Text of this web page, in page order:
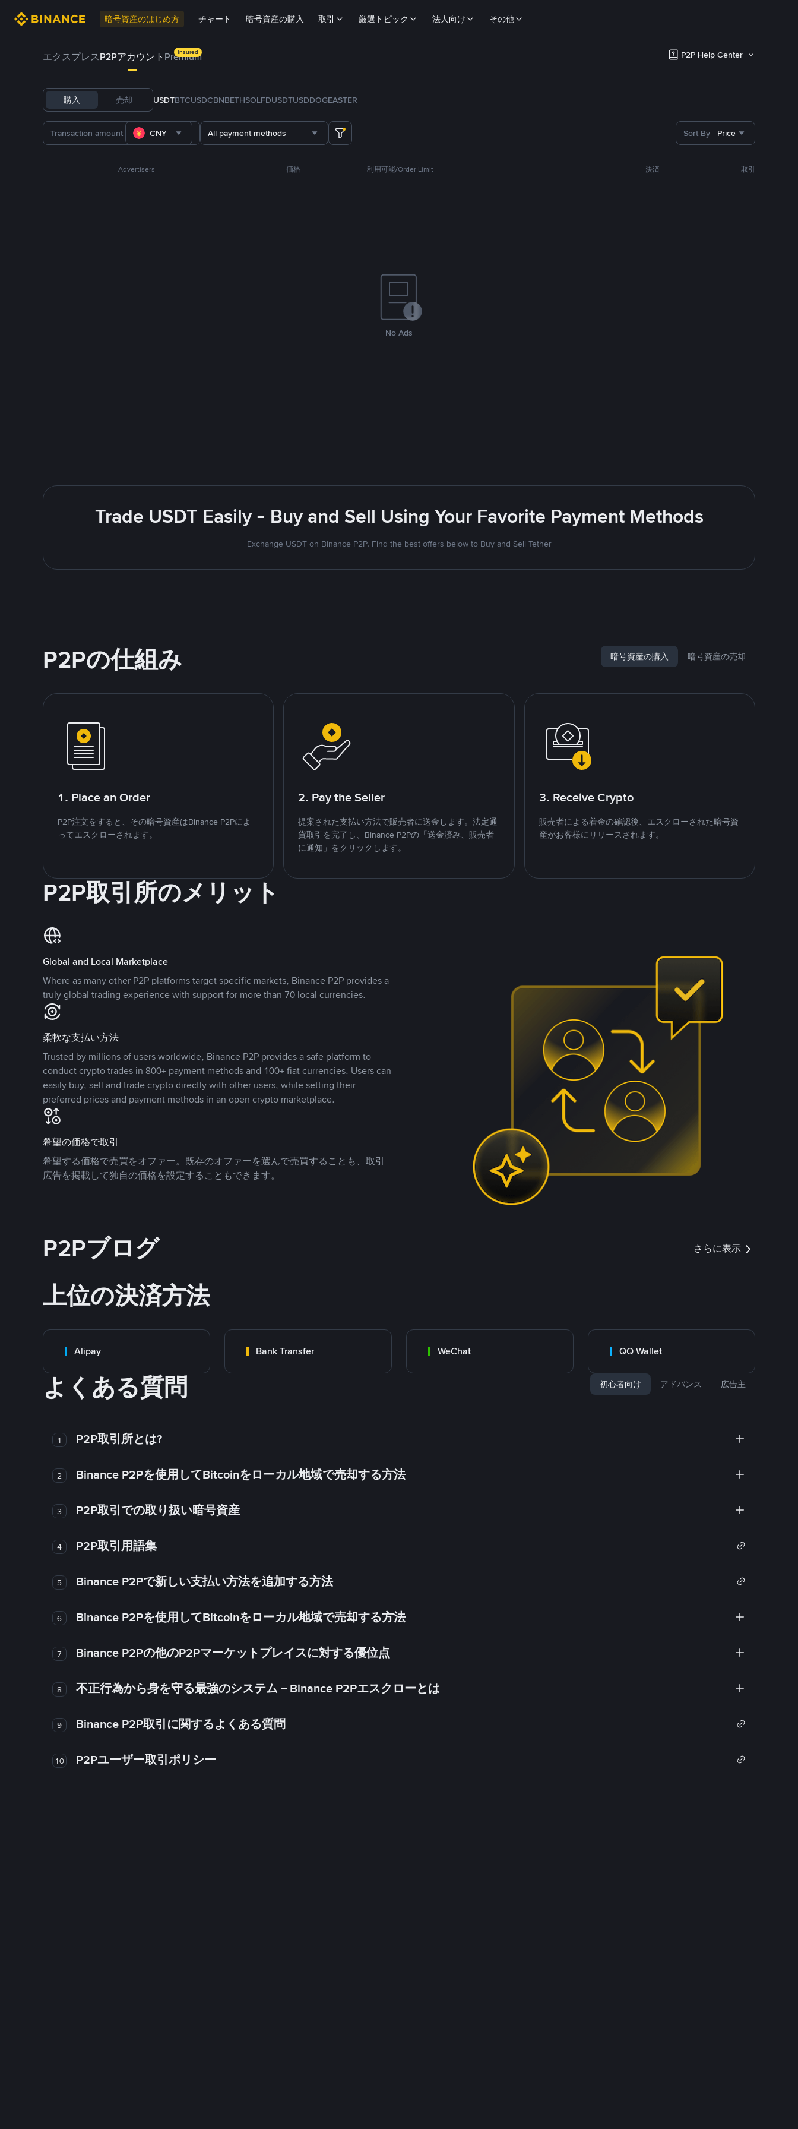
暗号資産のはじめ方 チャート 暗号資産の購入 取引 厳選トピック 法人向け その他
エクスプレスP2Pアカウント Premium
Insured P2P Help Center
購入 売却 USDTBTCUSDCBNBETHSOLFDUSDTUSDDOGEASTER
CNY All payment methods Sort By Price
Advertisers 価格 利用可能/Order Limit 決済 取引
No Ads
Trade USDT Easily - Buy and Sell Using Your Favorite Payment Methods
Exchange USDT on Binance P2P. Find the best offers below to Buy and Sell Tether
P2Pの仕組み 暗号資産の購入 暗号資産の売却
1. Place an Order
P2P注文をすると、その暗号資産はBinance P2Pによ
ってエスクローされます。
2. Pay the Seller
提案された支払い方法で販売者に送金します。法定通
貨取引を完了し、Binance P2Pの「送金済み、販売者
に通知」をクリックします。
3. Receive Crypto
販売者による着金の確認後、エスクローされた暗号資
産がお客様にリリースされます。
P2P取引所のメリット
Global and Local Marketplace
Where as many other P2P platforms target specific markets, Binance P2P provides a
truly global trading experience with support for more than 70 local currencies.
柔軟な支払い方法
Trusted by millions of users worldwide, Binance P2P provides a safe platform to
conduct crypto trades in 800+ payment methods and 100+ fiat currencies. Users can
easily buy, sell and trade crypto directly with other users, while setting their
preferred prices and payment methods in an open crypto marketplace.
希望の価格で取引
希望する価格で売買をオファー。既存のオファーを選んで売買することも、取引
広告を掲載して独自の価格を設定することもできます。
P2Pブログ さらに表示
上位の決済方法
Alipay Bank Transfer WeChat QQ Wallet
よくある質問 初心者向け アドバンス 広告主
1 P2P取引所とは?
2 Binance P2Pを使用してBitcoinをローカル地域で売却する方法
3 P2P取引での取り扱い暗号資産
4 P2P取引用語集
5 Binance P2Pで新しい支払い方法を追加する方法
6 Binance P2Pを使用してBitcoinをローカル地域で売却する方法
7 Binance P2Pの他のP2Pマーケットプレイスに対する優位点
8 不正行為から身を守る最強のシステム－Binance P2Pエスクローとは
9 Binance P2P取引に関するよくある質問
10 P2Pユーザー取引ポリシー